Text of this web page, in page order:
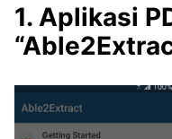
1. Aplikasi